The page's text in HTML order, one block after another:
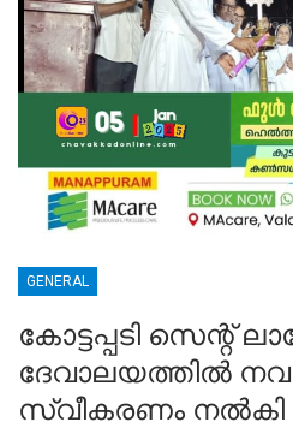
GENERAL
കോട്ടപ്പടി സെന്റ്
ദേവാലയത്തിൽ
സ്വീകരണം നൽകി